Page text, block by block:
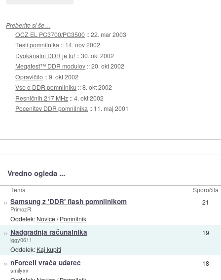
Preberite si še…
OCZ EL PC3700/PC3500 ::22. mar 2003
Testi pomnilnika :: 14. nov 2002
Dvokanalni DDR je tu! ::30. okt 2002
Megatest™ DDR modulov ::20. okt 2002
Opravičilo ::9. okt 2002
Vse o DDR pomnilniku ::8. okt 2002
Resničnih 217 MHz ::4. okt 2002
Pocenitev DDR pomnilnika :: 11. maj 2001
Vredno ogleda ...
Tema Sporočila
» Samsung z 'DDR' flash pomnilnikom
PrimozR
Oddelek: Novice/Pomnilnik
21
» Nadgradnja računalnika
iggy0611
Oddelek: Kaj kupiti
19
» nForceII vrača udarec
smilyxx
18